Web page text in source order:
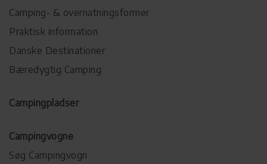
Camping- & overnatningsformer
Praktisk information
Danske Destinationer
Bæredygtig Camping
Campingpladser
Campingvogne
Søg Campingvogn